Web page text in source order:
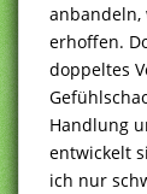
anbandeln,
erhoffen.
doppeltes
Handlung
entwickelt
ich nur